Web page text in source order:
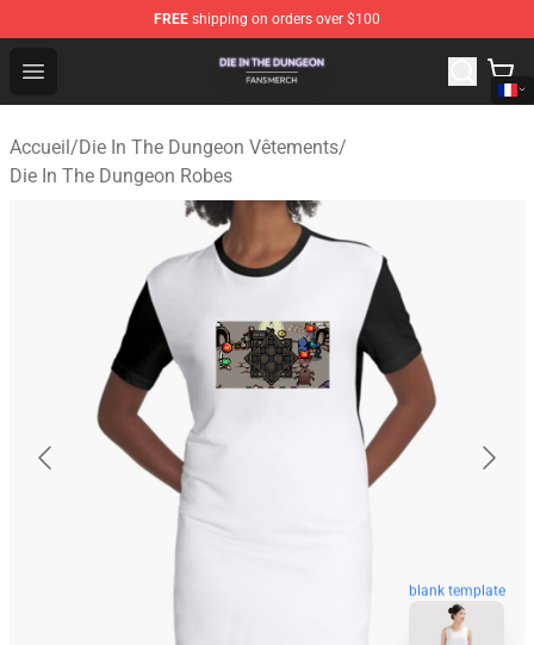
FREE shipping on orders over $100
Open menu
Die In The Dungeon Shop - Official Die In The Dungeon
Accueil/Die In The Dungeon Vêtements/
Die In The Dungeon Robes
blank template